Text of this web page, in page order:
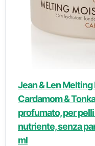
Jean & Len
Cardamom &
profumato, per
nutriente, senza
ml